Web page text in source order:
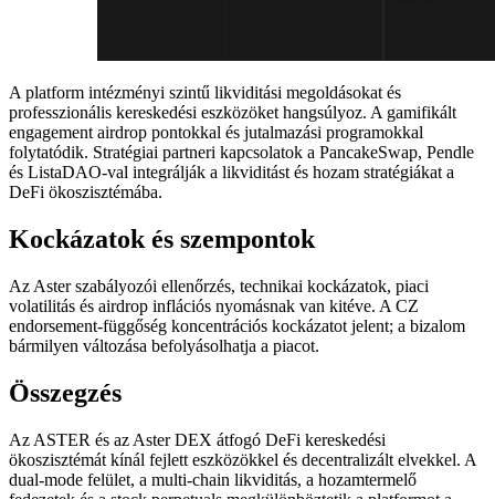
A platform intézményi szintű likviditási megoldásokat és
professzionális kereskedési eszközöket hangsúlyoz. A gamifikált
engagement airdrop pontokkal és jutalmazási programokkal
folytatódik. Stratégiai partneri kapcsolatok a PancakeSwap, Pendle
és ListaDAO-val integrálják a likviditást és hozam stratégiákat a
DeFi ökoszisztémába.
Kockázatok és szempontok
Az Aster szabályozói ellenőrzés, technikai kockázatok, piaci
volatilitás és airdrop inflációs nyomásnak van kitéve. A CZ
endorsement-függőség koncentrációs kockázatot jelent; a bizalom
bármilyen változása befolyásolhatja a piacot.
Összegzés
Az ASTER és az Aster DEX átfogó DeFi kereskedési
ökoszisztémát kínál fejlett eszközökkel és decentralizált elvekkel. A
dual-mode felület, a multi-chain likviditás, a hozamtermelő